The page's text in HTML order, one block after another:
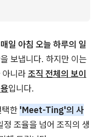
매일 아침 오늘 하루의 일
보냅니다. 하지만 이는
아니라조직 전체의 보이
입니다.
한 'Meet-Ting'의 사
조율을 넘어 조직의 생